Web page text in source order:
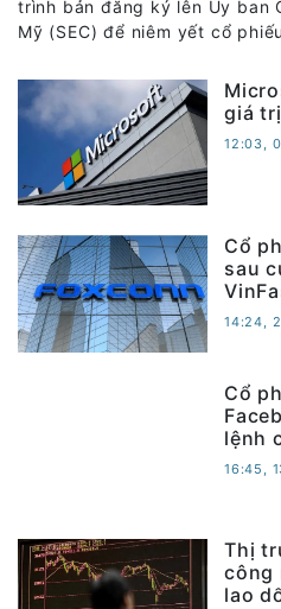
trình bản đăng ký lên Ủy ban
Mỹ (SEC) để niêm yết cổ
giá
12:03,
Cổ
sau
14:24,
Cổ
lệnh
16:45,
Thị
công
lao